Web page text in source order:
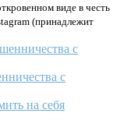
виде в честь
(принадлежит
с